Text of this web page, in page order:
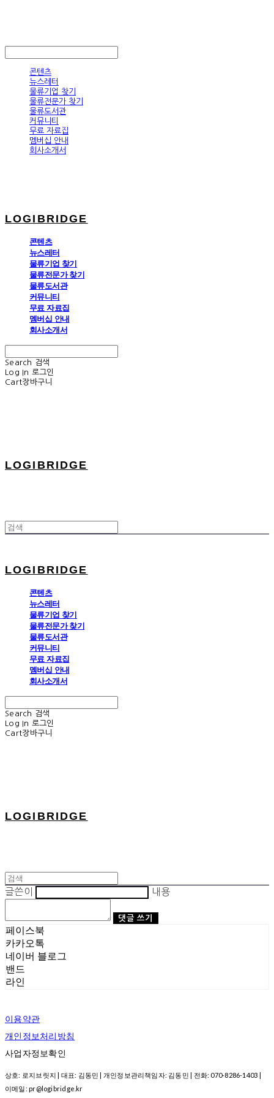
콘텐츠
뉴스레터
물류기업 찾기
물류전문가 찾기
물류도서관
커뮤니티
무료 자료집
멤버십 안내
회사소개서
LOGIBRIDGE
콘텐츠
뉴스레터
물류기업 찾기
물류전문가 찾기
물류도서관
커뮤니티
무료 자료집
멤버십 안내
회사소개서
Search
검색
Log In 로그인
Cart장바구니
LOGIBRIDGE
LOGIBRIDGE
콘텐츠
뉴스레터
물류기업 찾기
물류전문가 찾기
물류도서관
커뮤니티
무료 자료집
멤버십 안내
회사소개서
Search
검색
Log In 로그인
Cart장바구니
LOGIBRIDGE
글쓴이 내용
댓글 쓰기
페이스북
카카오톡
네이버 블로그
밴드
라인
이용약관
개인정보처리방침
사업자정보확인
상호: 로지브릿지 | 대표: 김동민 | 개인정보관리책임자: 김동민 | 전화: 070-8286-1403 |
이메일: pr@logibridge.kr